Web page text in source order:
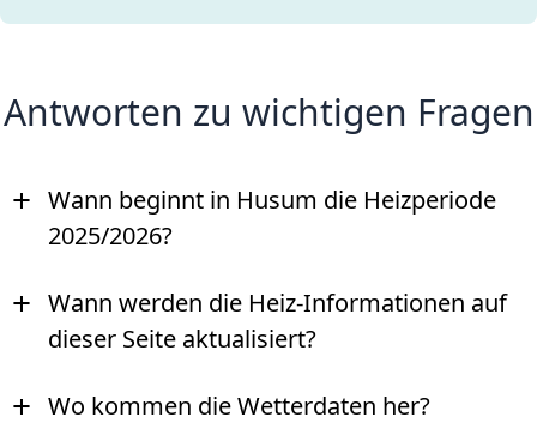
Antworten zu wichtigen Fragen
+ Wann beginnt in Husum die Heizperiode
2025/2026?
+ Wann werden die Heiz-Informationen auf
dieser Seite aktualisiert?
+ Wo kommen die Wetterdaten her?